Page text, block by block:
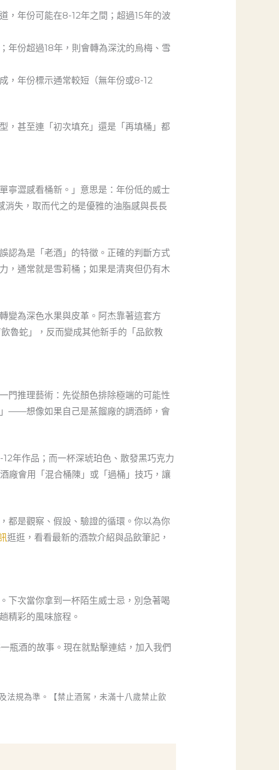
，年份可能在8-12年之間；超過15年的波
年份超過18年，則會轉為深沈的烏梅、雪
，年份標示通常較短（無年份或8-12
，甚至連「初次填充」還是「再填桶」都
寧澀感看桶新。」意思是：年份低的威士
失，取而代之的是優雅的油脂感與長長
認為是「老酒」的特徵。正確的判斷方式
，通常就是雪莉桶；如果是清爽但仍有木
變為深色水果與皮革。阿杰靠著這套方
魯蛇」，反而變成其他新手的「品飲教
門推理藝術：先從顏色排除極端的可能性
」——想像如果自己是蒸餾廠的調酒師，會
年作品；而一杯深琥珀色、散發黑巧克力
廠會用「混合桶陳」或「過桶」技巧，讓
都是觀察、假設、驗證的循環。你以為你
逛逛，看看最新的酒款介紹與品飲筆記，
下次當你拿到一杯陌生威士忌，別急著喝
精彩的風味旅程。
瓶酒的故事。現在就點擊連結，加入我們
法規為準。【禁止酒駕，未滿十八歲禁止飲